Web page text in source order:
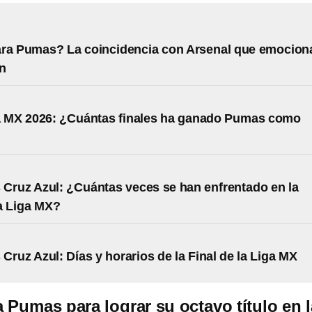
Pumas? La coincidencia con Arsenal que
2026: ¿Cuántas finales ha ganado Pumas como
Cruz Azul: ¿Cuántas veces se han enfrentado en la
Liga MX?
Azul: Días y horarios de la Final de la Liga MX
Pumas para lograr su octavo título en